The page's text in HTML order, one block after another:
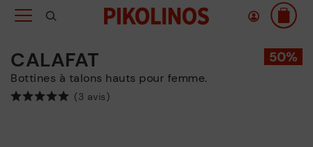
CALAFAT
Bottines à talons hauts pour femme.
(3 avis)